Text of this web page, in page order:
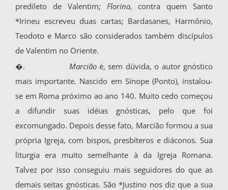
predileto de Valentim; Florino, contra quem Santo
*Irineu escreveu duas cartas; Bardasanes, Harmônio,
Teodoto e Marco são considerados também discípulos
de Valentim no Oriente.
�.
Marciãoé, sem dúvida, o autor gnóstico
mais importante. Nascido em Sínope (Ponto), ins­talou-
se em Roma próximo ao ano 140. Muito cedo começou
a difundir suas idéias gnósticas, pelo que foi
excomungado. Depois desse fato, Marcião formou a sua
própria Igreja, com bis­pos, presbíteros e diáconos. Sua
liturgia era mui­to semelhante à da Igreja Romana.
Talvez por isso conseguiu mais seguidores do que as
demais sei­tas gnósticas. São *Justino nos diz que a sua